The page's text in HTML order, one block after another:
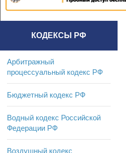
КОДЕКСЫ РФ
Арбитражный
процессуальный кодекс РФ
Бюджетный кодекс РФ
Водный кодекс Российской
Федерации РФ
Воздушный кодекс